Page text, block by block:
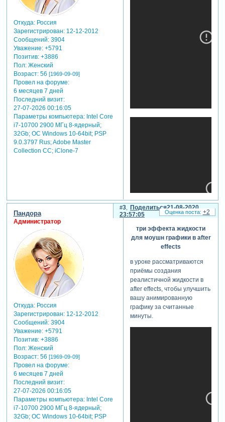
Откуда:Россия
Зарегистрирован: 12-12-2012
Сообщений:3904
Уважение: +5791
Позитив: +3886
Пол:Женский
Возраст:56 [1969-09-09]
Провел на форуме:
6 месяцев 7 дней
Последний визит:
27-07-2026 00:16:05
Параметры компьютера:Intel Core
i7-10700 2900 МГц 8-ядерный;
32Gb; ОС Windows 10-64bit; PSP
9.0.3797 Rus; Adobe Master
Collection СС; iClone-7
Поделиться
3
21-08-2020
23:57:05
Пандора
Администратор
Откуда:Россия
Зарегистрирован: 12-12-2012
Сообщений:3904
Уважение: +5791
Позитив: +3886
Пол:Женский
Возраст:56 [1969-09-09]
Провел на форуме:
6 месяцев 7 дней
Последний визит:
27-07-2026 00:16:05
Параметры компьютера:Intel Core
i7-10700 2900 МГц 8-ядерный;
32Gb; ОС Windows 10-64bit; PSP
три эффекта жидкости
для моушн графики в after
effects
в уроке рассматриваются
приёмы создания
реалистичной жидкости в
after effects, чтобы улучшить
вашу анимированную
графику за считанные
минуты.
+2